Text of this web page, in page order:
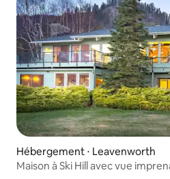
Hébergement ⋅ Leavenworth
Maison à Ski Hill avec vue